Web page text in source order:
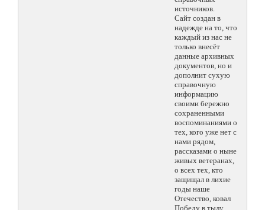
источников.
Сайт создан в
надежде на то, что
каждый из нас не
только внесёт
данные архивных
документов, но и
дополнит сухую
справочную
информацию
своими бережно
сохраненными
воспоминаниями о
тех, кого уже нет с
нами рядом,
рассказами о ныне
живых ветеранах,
о всех тех, кто
защищал в лихие
годы наше
Отечество, ковал
Победу в тылу,